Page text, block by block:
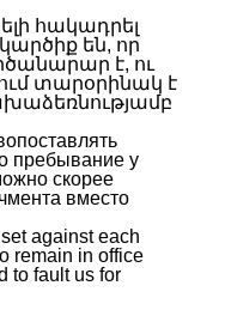
հակադրել
են, որ
է, ու
տարօրինակ է
пребывание у
скорее
вместо
against each
remain in office
to fault us for